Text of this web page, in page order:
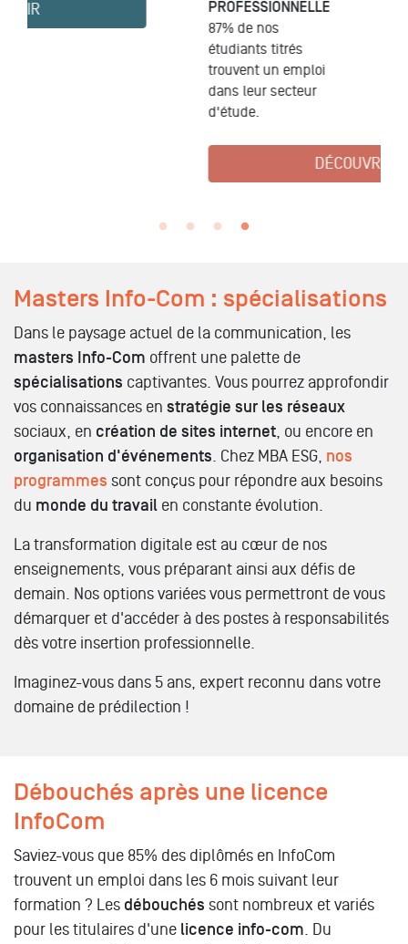
87% de nos
Masters Info-Com : spécialisations
Dans le paysage actuel de la communication, les
masters Info-Com offrent une palette de
spécialisations captivantes. Vous pourrez approfondir
vos connaissances en stratégie sur les réseaux
sociaux, en création de sites internet, ou encore en
organisation d'événements. Chez MBA ESG, nos
programmes sont conçus pour répondre aux besoins
du monde du travail en constante évolution.
La transformation digitale est au cœur de nos
enseignements, vous préparant ainsi aux défis de
demain. Nos options variées vous permettront de vous
démarquer et d'accéder à des postes à responsabilités
dès votre insertion professionnelle.
Imaginez-vous dans 5 ans, expert reconnu dans votre
domaine de prédilection !
Débouchés après une licence
InfoCom
Saviez-vous que 85% des diplômés en InfoCom
trouvent un emploi dans les 6 mois suivant leur
formation ? Les débouchés sont nombreux et variés
pour les titulaires d'une licence info-com. Du